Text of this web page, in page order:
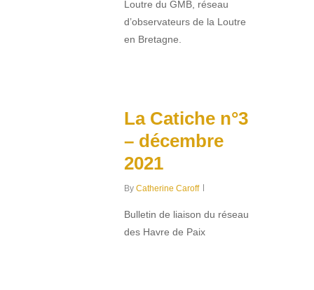
Loutre du GMB, réseau
d’observateurs de la Loutre
en Bretagne.
La Catiche n°3
– décembre
2021
By Catherine Caroff
Bulletin de liaison du réseau
des Havre de Paix